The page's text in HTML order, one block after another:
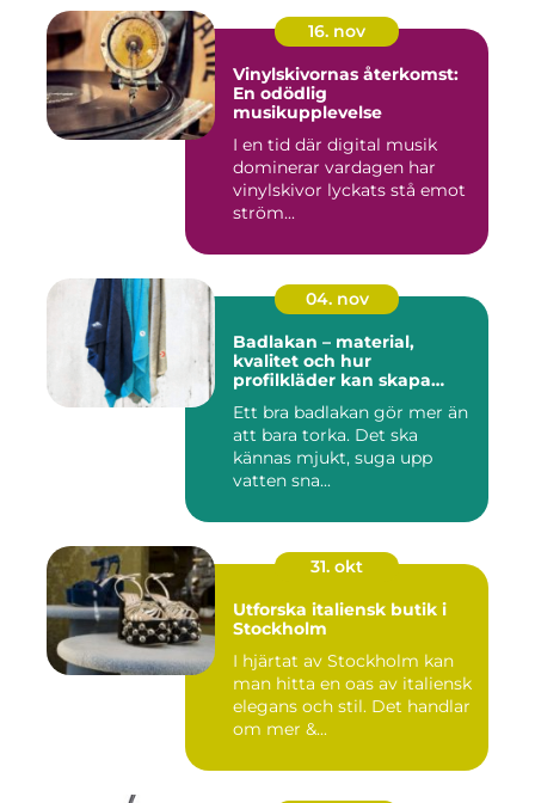
16. nov
Vinylskivornas återkomst:
En odödlig
musikupplevelse
I en tid där digital musik
dominerar vardagen har
vinylskivor lyckats stå emot
ström...
04. nov
Badlakan – material,
kvalitet och hur
profilkläder kan skapa
Ett bra badlakan gör mer än
att bara torka. Det ska
kännas mjukt, suga upp
vatten sna...
31. okt
Utforska italiensk butik i
Stockholm
I hjärtat av Stockholm kan
man hitta en oas av italiensk
elegans och stil. Det handlar
om mer &...